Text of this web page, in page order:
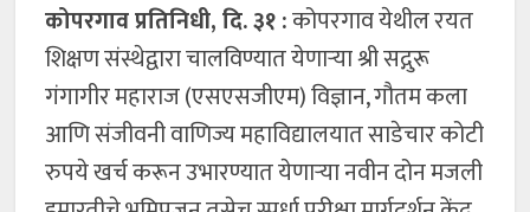
कोपरगाव प्रतिनिधी, दि. ३१ :कोपरगाव येथील रयत
शिक्षण संस्थेद्वारा चालविण्यात येणाऱ्या श्री सद्गुरू
गंगागीर महाराज (एसएसजीएम) विज्ञान, गौतम कला
आणि संजीवनी वाणिज्य महाविद्यालयात साडेचार कोटी
रुपये खर्च करून उभारण्यात येणाऱ्या नवीन दोन मजली